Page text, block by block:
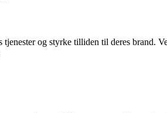
og styrke tilliden til deres brand.